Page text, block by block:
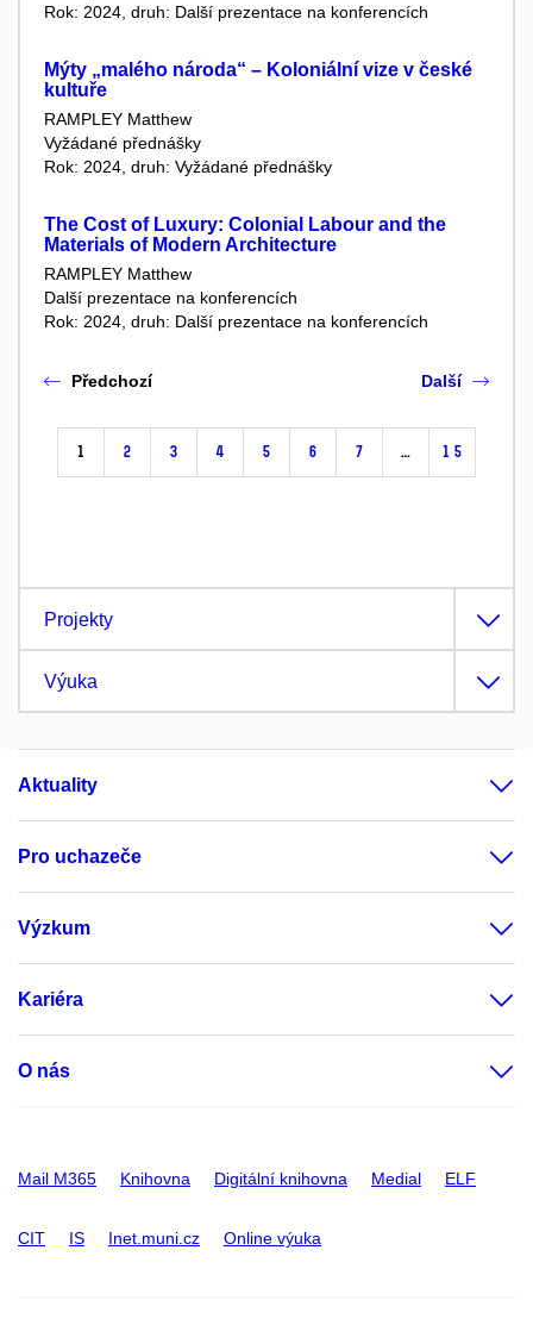
Rok: 2024, druh: Další prezentace na konferencích
Mýty „malého národa“ – Koloniální vize v české
kultuře
RAMPLEY Matthew
Vyžádané přednášky
Rok: 2024, druh: Vyžádané přednášky
The Cost of Luxury: Colonial Labour and the
Materials of Modern Architecture
RAMPLEY Matthew
Další prezentace na konferencích
Rok: 2024, druh: Další prezentace na konferencích
Předchozí
1 2 3 4 5 6 7 … 15
Další
Projekty
Výuka
Aktuality
Pro uchazeče
Výzkum
Kariéra
O nás
Mail M365 Knihovna Digitální knihovna Medial ELF
CIT IS Inet.muni.cz Online výuka